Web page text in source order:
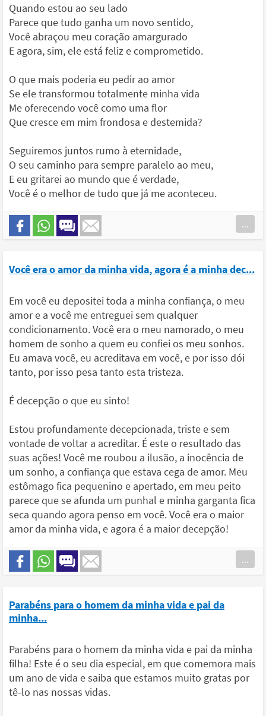
Quando estou ao seu lado
Parece que tudo ganha um novo sentido,
Você abraçou meu coração amargurado
E agora, sim, ele está feliz e comprometido.
O que mais poderia eu pedir ao amor
Se ele transformou totalmente minha vida
Me oferecendo você como uma flor
Que cresce em mim frondosa e destemida?
Seguiremos juntos rumo à eternidade,
O seu caminho para sempre paralelo ao meu,
E eu gritarei ao mundo que é verdade,
Você é o melhor de tudo que já me aconteceu.
...
Você era o amor da minha vida, agora é a minha dec...
Em você eu depositei toda a minha confiança, o meu
amor e a você me entreguei sem qualquer
condicionamento. Você era o meu namorado, o meu
homem de sonho a quem eu confiei os meu sonhos.
Eu amava você, eu acreditava em você, e por isso dói
tanto, por isso pesa tanto esta tristeza.
É decepção o que eu sinto!
Estou profundamente decepcionada, triste e sem
vontade de voltar a acreditar. É este o resultado das
suas ações! Você me roubou a ilusão, a inocência de
um sonho, a confiança que estava cega de amor. Meu
estômago fica pequenino e apertado, em meu peito
parece que se afunda um punhal e minha garganta fica
seca quando agora penso em você. Você era o maior
amor da minha vida, e agora é a maior decepção!
...
Parabéns para o homem da minha vida e pai da
minha...
Parabéns para o homem da minha vida e pai da minha
filha! Este é o seu dia especial, em que comemora mais
um ano de vida e saiba que estamos muito gratas por
tê-lo nas nossas vidas.